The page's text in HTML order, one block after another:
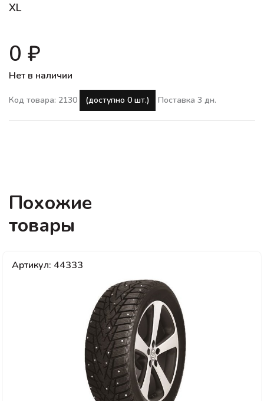
XL
0 ₽
Нет в наличии
Код товара: 2130 (доступно 0 шт.) Поставка 3 дн.
Похожие
товары
Артикул: 44333